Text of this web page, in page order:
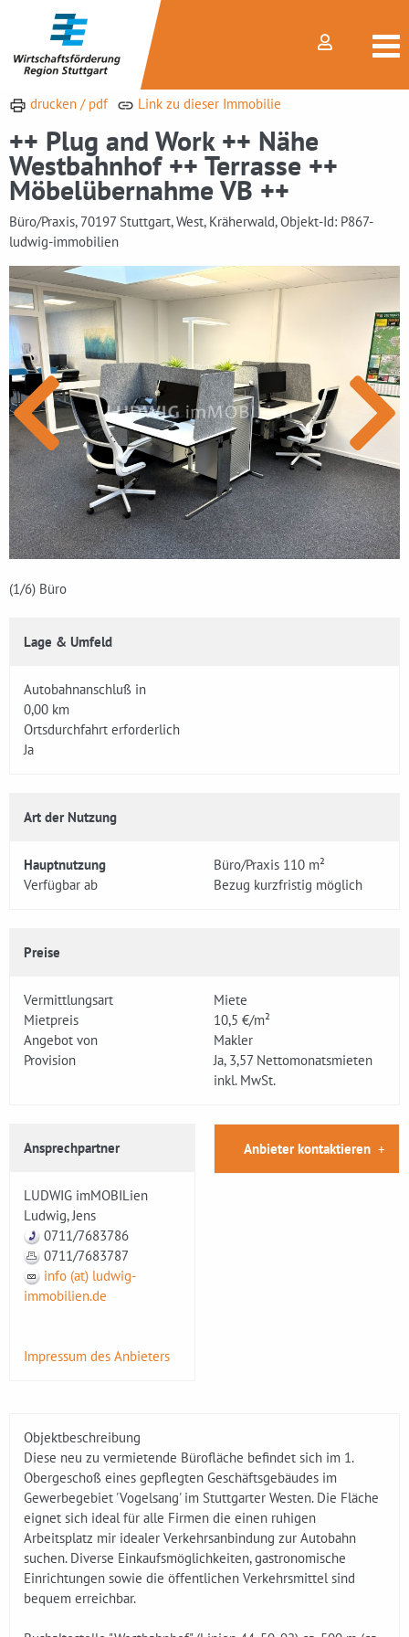
drucken / pdf Link zu dieser Immobilie
++ Plug and Work ++ Nähe
Westbahnhof ++ Terrasse ++
Möbelübernahme VB ++
Büro/Praxis, 70197 Stuttgart, West, Kräherwald, Objekt-Id: P867-
ludwig-immobilien
(1/6) Büro
Lage & Umfeld
Autobahnanschluß in
0,00 km
Ortsdurchfahrt erforderlich
Ja
Art der Nutzung
Hauptnutzung
Büro/Praxis 110 m²
Verfügbar ab
Bezug kurzfristig möglich
Preise
Vermittlungsart
Miete
Mietpreis
10,5 €/m²
Angebot von
Makler
Provision
Ja, 3,57 Nettomonatsmieten
inkl. MwSt.
Ansprechpartner
LUDWIG imMOBILien
Ludwig, Jens
0711/7683786
0711/7683787
info (at) ludwig-
immobilien.de
Impressum des Anbieters
Anbieter kontaktieren
Objektbeschreibung
Diese neu zu vermietende Bürofläche befindet sich im 1.
Obergeschoß eines gepflegten Geschäftsgebäudes im
Gewerbegebiet 'Vogelsang' im Stuttgarter Westen. Die Fläche
eignet sich ideal für alle Firmen die einen ruhigen
Arbeitsplatz mir idealer Verkehrsanbindung zur Autobahn
suchen. Diverse Einkaufsmöglichkeiten, gastronomische
Einrichtungen sowie die öffentlichen Verkehrsmittel sind
bequem erreichbar.